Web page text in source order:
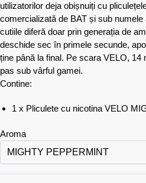
utilizatorilor deja obișnuiți cu
comercializată de BAT și sub
cutiile diferă doar prin generația de
deschide sec în primele secunde,
ține până la final. Pe scara VELO, 14
pas sub vârful gamei.
Contine:
1 x Pliculete cu nicotina VELO
Aroma